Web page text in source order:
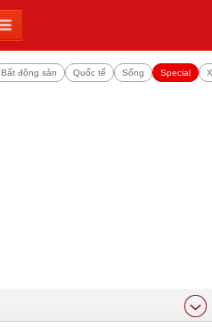
Bất động sản Quốc tế Sống Special